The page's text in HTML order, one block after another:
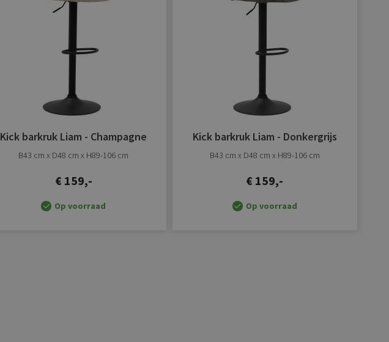
Kick barkruk Liam - Champagne
B43 cm x D48 cm x H89-106 cm
€ 159,-
Op voorraad
Kick barkruk Liam - Donkergrijs
B43 cm x D48 cm x H89-106 cm
€ 159,-
Op voorraad